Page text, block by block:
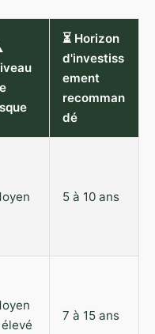
⏳ Horizon
d'investiss
ement
recomman
dé
5 à 10 ans
7 à 15 ans